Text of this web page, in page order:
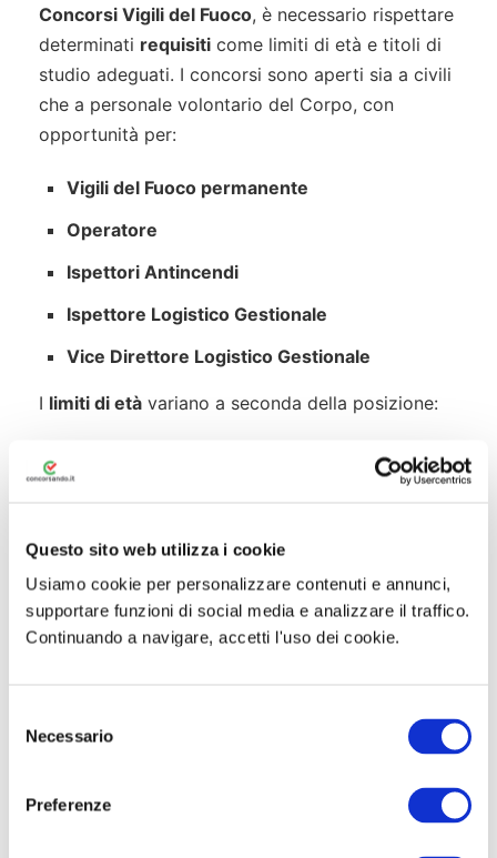
Questo sito web utilizza i cookie
Usiamo cookie per personalizzare contenuti e annunci,
supportare funzioni di social media e analizzare il traffico.
Continuando a navigare, accetti l'uso dei cookie.
Necessario
Preferenze
Concorsi Vigili del Fuoco, è necessario rispettare
determinati requisiti come limiti di età e titoli di
studio adeguati. I concorsi sono aperti sia a civili
che a personale volontario del Corpo, con
opportunità per:
Vigili del Fuoco permanente
Operatore
Ispettori Antincendi
Ispettore Logistico Gestionale
Vice Direttore Logistico Gestionale
I limiti di età variano a seconda della posizione:
: dai 18 ai 25 anni (26 NON
compiuti)
compiuti)
Ispettore Antincendi : dai 18 ai 29 anni (30
NON compiuti)
Vice Direttore Logistico Gestionale
: dai 18 ai